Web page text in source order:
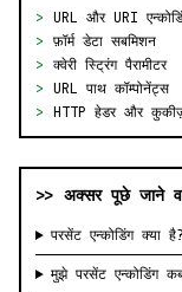
> URL और URI
> फ़ॉर्म डेटा सबमिशन
> क्वेरी स्ट्रिंग पैरामीटर
> URL पाथ कॉम्पोनेंट्स
> HTTP हेडर और
>> अक्सर पूछे जाने
परसेंट एन्कोडिंग क्या है?
मुझे परसेंट एन्कोडिंग